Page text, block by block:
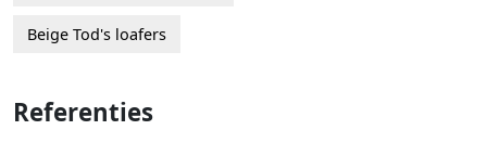
Beige Tod's loafers
Referenties